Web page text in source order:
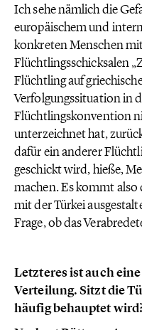
Ich sehe nämlich die
europäischem und
konkreten Menschen
Flüchtlingsschicksalen
Flüchtling auf
Verfolgungssituation in
Flüchtlingskonvention
unterzeichnet hat,
dafür ein anderer
geschickt wird, hieße,
machen. Es kommt also
mit der Türkei
Frage, ob das
Letzteres ist auch
Verteilung. Sitzt die
häufig behauptet